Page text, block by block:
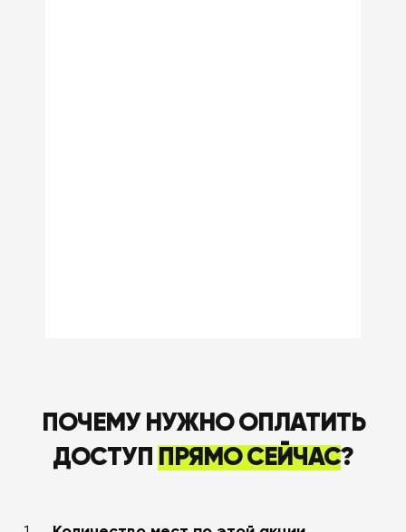
ПОЧЕМУ НУЖНО ОПЛАТИТЬ
ДОСТУП ПРЯМО СЕЙЧАС?